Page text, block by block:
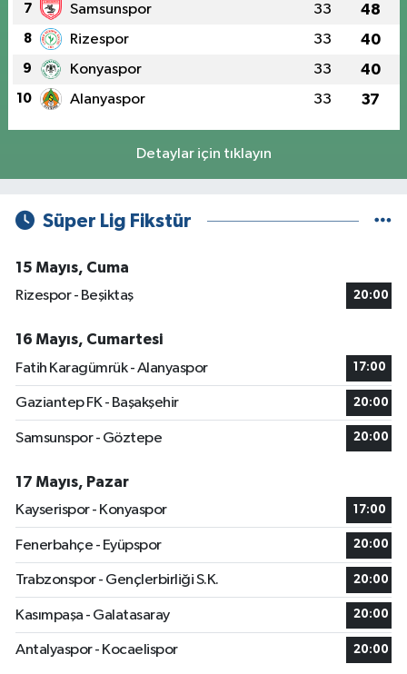
7 Samsunspor 33 48
8 Rizespor 33 40
9 Konyaspor 33 40
10 Alanyaspor 33 37
Detaylar için tıklayın
Süper Lig Fikstür
15 Mayıs, Cuma
Rizespor - Beşiktaş
20:00
16 Mayıs, Cumartesi
Fatih Karagümrük - Alanyaspor
17:00
Gaziantep FK - Başakşehir 20:00
Samsunspor - Göztepe 20:00
17 Mayıs, Pazar
Kayserispor - Konyaspor
17:00
Fenerbahçe - Eyüpspor 20:00
Trabzonspor - Gençlerbirliği S.K. 20:00
Kasımpaşa - Galatasaray 20:00
Antalyaspor - Kocaelispor 20:00